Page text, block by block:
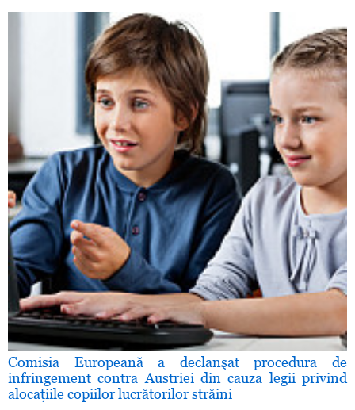
Comisia Europeană a declanşat procedura de
infringement contra Austriei din cauza legii privind
alocaţiile copiilor lucrătorilor străini